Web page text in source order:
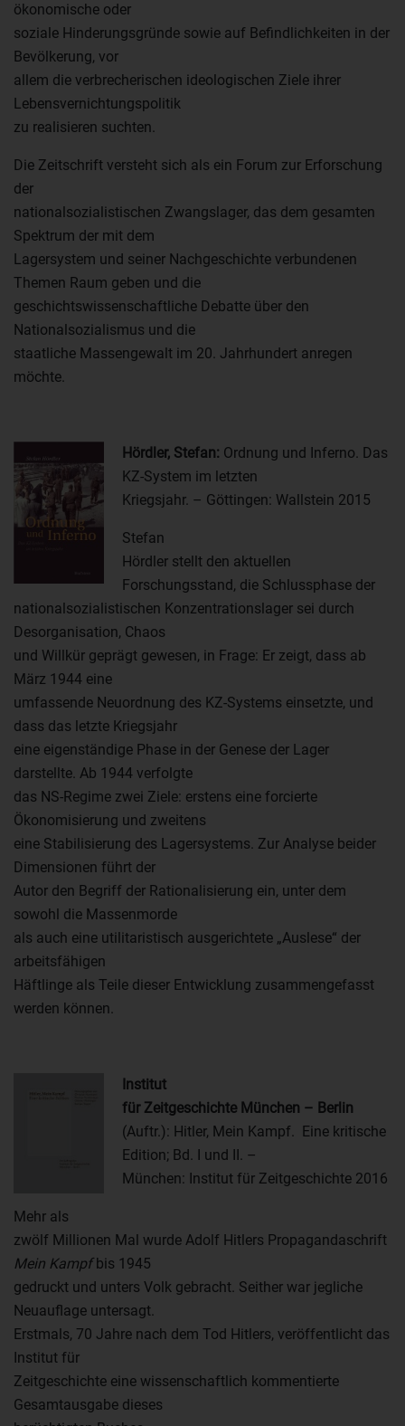
ökonomische oder
soziale Hinderungsgründe sowie auf Befindlichkeiten in der
Bevölkerung, vor
allem die verbrecherischen ideologischen Ziele ihrer
Lebensvernichtungspolitik
zu realisieren suchten.
Die Zeitschrift versteht sich als ein Forum zur Erforschung
der
nationalsozialistischen Zwangslager, das dem gesamten
Spektrum der mit dem
Lagersystem und seiner Nachgeschichte verbundenen
Themen Raum geben und die
geschichtswissenschaftliche Debatte über den
Nationalsozialismus und die
staatliche Massengewalt im 20. Jahrhundert anregen
möchte.
Hördler, Stefan: Ordnung und Inferno. Das
KZ-System im letzten
Kriegsjahr. – Göttingen: Wallstein 2015
Stefan
Hördler stellt den aktuellen
Forschungsstand, die Schlussphase der
nationalsozialistischen Konzentrationslager sei durch
Desorganisation, Chaos
und Willkür geprägt gewesen, in Frage: Er zeigt, dass ab
März 1944 eine
umfassende Neuordnung des KZ-Systems einsetzte, und
dass das letzte Kriegsjahr
eine eigenständige Phase in der Genese der Lager
darstellte. Ab 1944 verfolgte
das NS-Regime zwei Ziele: erstens eine forcierte
Ökonomisierung und zweitens
eine Stabilisierung des Lagersystems. Zur Analyse beider
Dimensionen führt der
Autor den Begriff der Rationalisierung ein, unter dem
sowohl die Massenmorde
als auch eine utilitaristisch ausgerichtete „Auslese“ der
arbeitsfähigen
Häftlinge als Teile dieser Entwicklung zusammengefasst
werden können.
Institut
für Zeitgeschichte München – Berlin
(Auftr.): Hitler, Mein Kampf. Eine kritische
Edition; Bd. I und II. –
München: Institut für Zeitgeschichte 2016
Mehr als
zwölf Millionen Mal wurde Adolf Hitlers Propagandaschrift
Mein Kampfbis 1945
gedruckt und unters Volk gebracht. Seither war jegliche
Neuauflage untersagt.
Erstmals, 70 Jahre nach dem Tod Hitlers, veröffentlicht das
Institut für
Zeitgeschichte eine wissenschaftlich kommentierte
Gesamtausgabe dieses